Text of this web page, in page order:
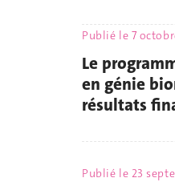
Publié le 7
Le
en génie
résultats
Publié le 23